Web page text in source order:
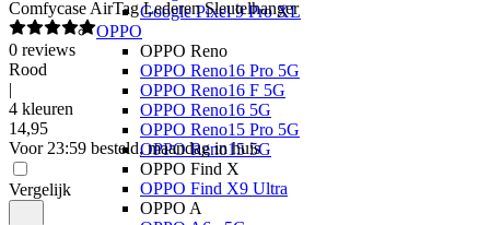
Google Pixel 9 Pro XL
OPPO
OPPO Reno
OPPO Reno16 Pro 5G
OPPO Reno16 F 5G
OPPO Reno16 5G
OPPO Reno15 Pro 5G
OPPO Reno15 5G
OPPO Find X
OPPO Find X9 Ultra
OPPO A
Comfycase AirTag Lederen Sleutelhanger
0 reviews
Rood
|
4 kleuren
14,95
Voor 23:59 besteld, maandag in huis
Vergelijk